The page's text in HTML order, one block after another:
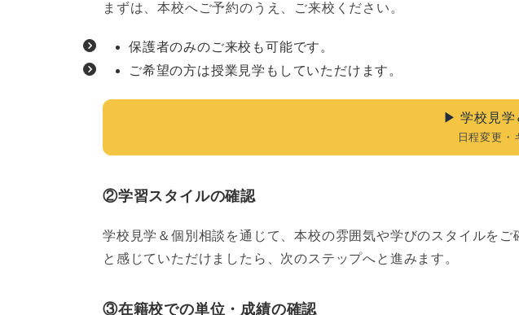
まずは、本校へご予約のうえ、ご来校ください。
保護者のみのご来校も可能です。
ご希望の方は授業見学もしていただけます。
▶︎ 学校見学
日程変更・
②学習スタイルの確認
学校見学＆個別相談を通じて、本校の雰囲気や学びのスタイルを
と感じていただけましたら、次のステップへと進みます。
③在籍校での単位・成績の確認